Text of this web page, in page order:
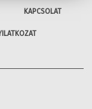
KAPCSOLAT